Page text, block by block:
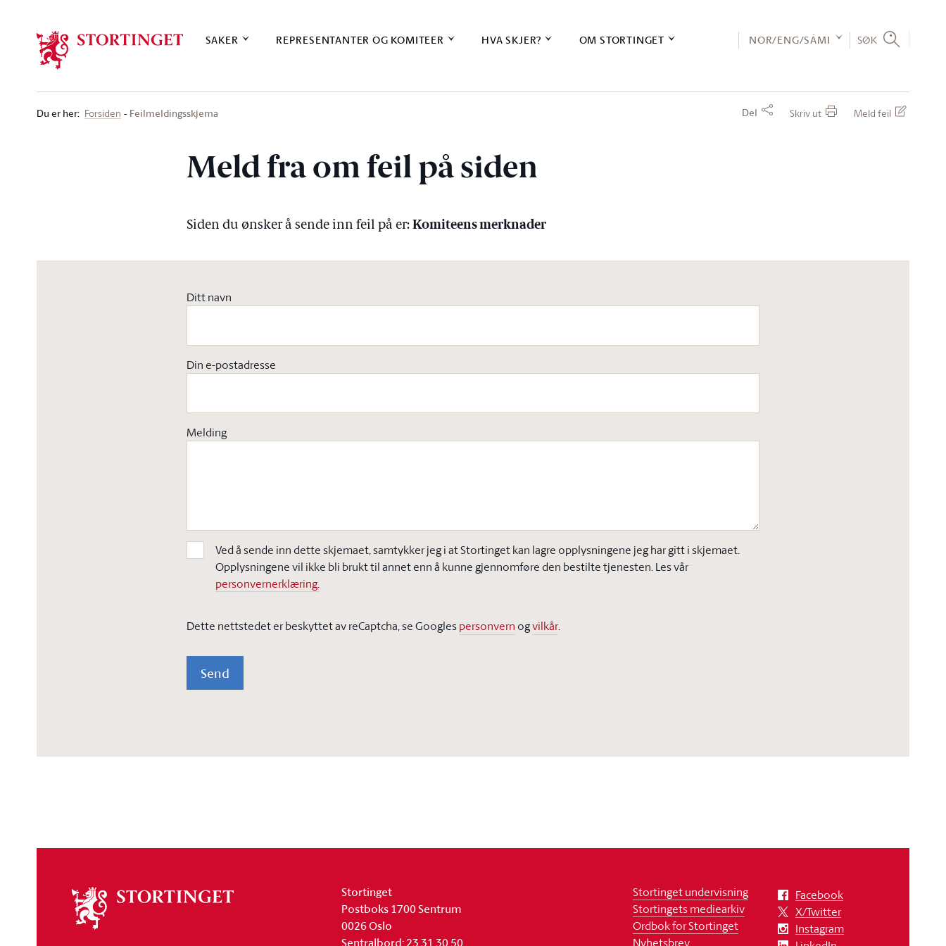
SAKER REPRESENTANTER OG KOMITEER HVA SKJER? OM STORTINGET NOR/ENG/SÁMI SØK
Du er her: Forsiden Feilmeldingsskjema Del Skriv ut Meld feil
Meld fra om feil på siden
Siden du ønsker å sende inn feil på er:Komiteens merknader
Ditt navn
Din e-postadresse
Melding
Ved å sende inn dette skjemaet, samtykker jeg i at Stortinget kan lagre opplysningene jeg har gitt i skjemaet.
Opplysningene vil ikke bli brukt til annet enn å kunne gjennomføre den bestilte tjenesten. Les vår
personvernerklæring.
Dette nettstedet er beskyttet av reCaptcha, se Googlespersonvern ogvilkår.
Send
stortinget
Stortinget
Postboks 1700 Sentrum
0026 Oslo
Sentralbord: 23 31 30 50
Stortinget undervisning
Stortingets mediearkiv
Ordbok for Stortinget
Nyhetsbrev
Facebook
X/Twitter
Instagram